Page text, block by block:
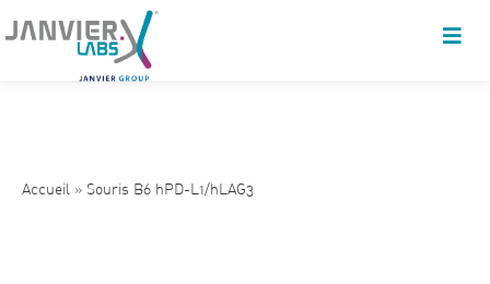
Accueil » Souris B6 hPD-L1/hLAG3